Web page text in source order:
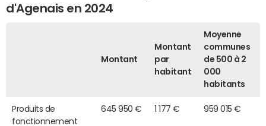
d'Agenais en 2024
Montant
Montant
par
habitant
Moyenne
communes
de 500 à 2
000
habitants
Produits de
fonctionnement
645 950 € 1 177 € 959 015 €